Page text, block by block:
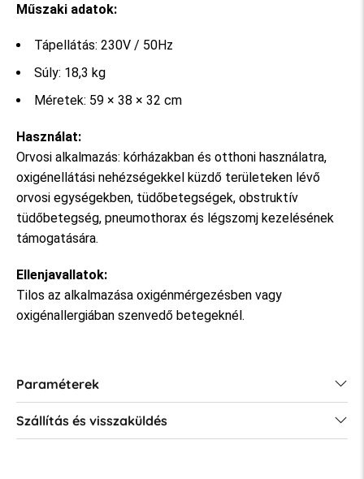
Műszaki adatok:
Tápellátás: 230V / 50Hz
Súly: 18,3 kg
Méretek: 59 × 38 × 32 cm
Használat:
Orvosi alkalmazás: kórházakban és otthoni használatra,
oxigénellátási nehézségekkel küzdő területeken lévő
orvosi egységekben, tüdőbetegségek, obstruktív
tüdőbetegség, pneumothorax és légszomj kezelésének
támogatására.
Ellenjavallatok:
Tilos az alkalmazása oxigénmérgezésben vagy
oxigénallergiában szenvedő betegeknél.
Paraméterek
Szállítás és visszaküldés